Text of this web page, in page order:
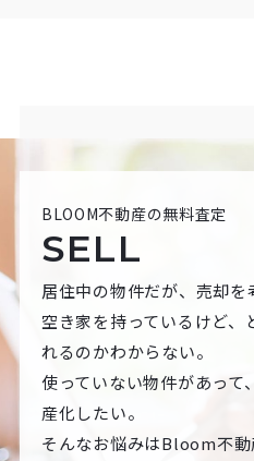
BLOOM不動産の無料査定
SELL
居住中の物件だが、売却を
空き家を持っているけど、
れるのかわからない。
使っていない物件があって
産化したい。
そんなお悩みはBloom不